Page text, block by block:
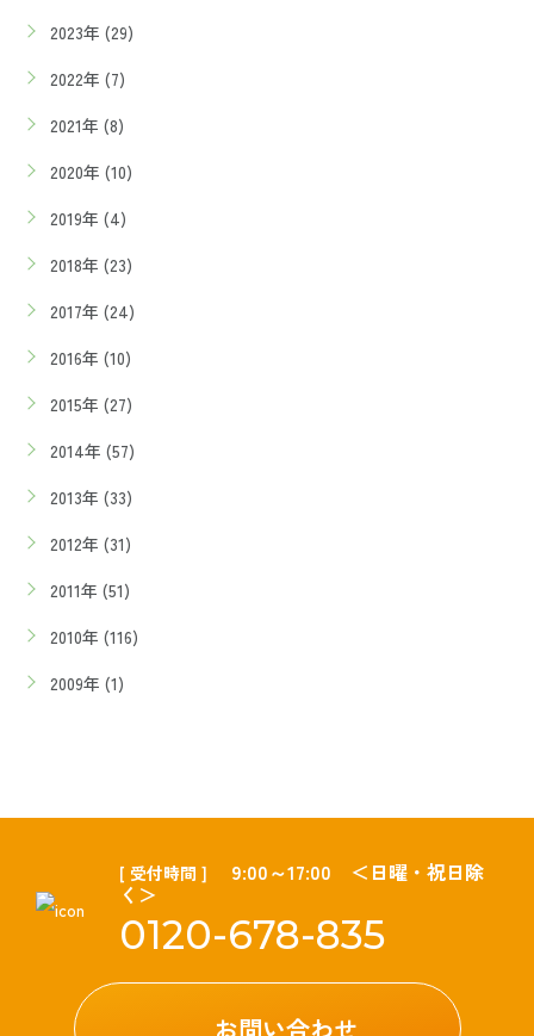
2023年 (29)
2022年 (7)
2021年 (8)
2020年 (10)
2019年 (4)
2018年 (23)
2017年 (24)
2016年 (10)
2015年 (27)
2014年 (57)
2013年 (33)
2012年 (31)
2011年 (51)
2010年 (116)
2009年 (1)
[ 受付時間 ] 9:00～17:00 ＜日曜・祝日除
く＞
0120-678-835
お問い合わせ